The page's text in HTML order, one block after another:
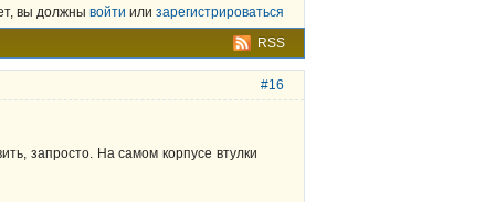
вы должны войти или зарегистрироваться
RSS
#16
запросто. На самом корпусе втулки